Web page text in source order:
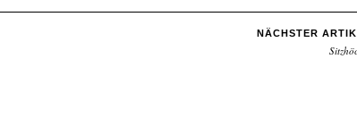
NÄCHSTER